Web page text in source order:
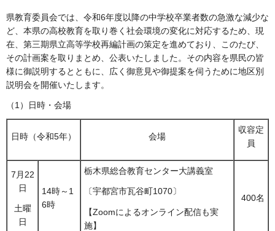
県教育委員会では、令和6年度以降の中学校卒業者数の急激な減少な
ど、本県の高校教育を取り巻く社会環境の変化に対応するため、現
在、第三期県立高等学校再編計画の策定を進めており、このたび、
その計画案を取りまとめ、公表いたしました。その内容を県民の皆
様に御説明するとともに、広く御意見や御提案を伺うために地区別
説明会を開催いたします。
（1）日時・会場
日時（令和5年） 会場
収容定
員
7月22
日
土曜
日
14時～1
6時
栃木県総合教育センター大講義室
〔宇都宮市瓦谷町1070〕
【Zoomによるオンライン配信も実
施】
400名